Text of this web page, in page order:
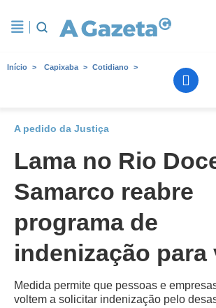
Início Capixaba Cotidiano
A pedido da Justiça
Lama no Rio
Samarco reabre
programa de
indenização para
Medida permite que pessoas e
voltem a solicitar indenização pelo